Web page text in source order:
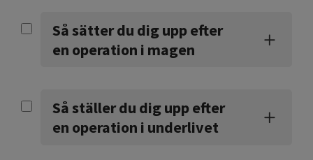
Så sätter du dig upp efter
en operation i magen
Så ställer du dig upp efter
en operation i underlivet